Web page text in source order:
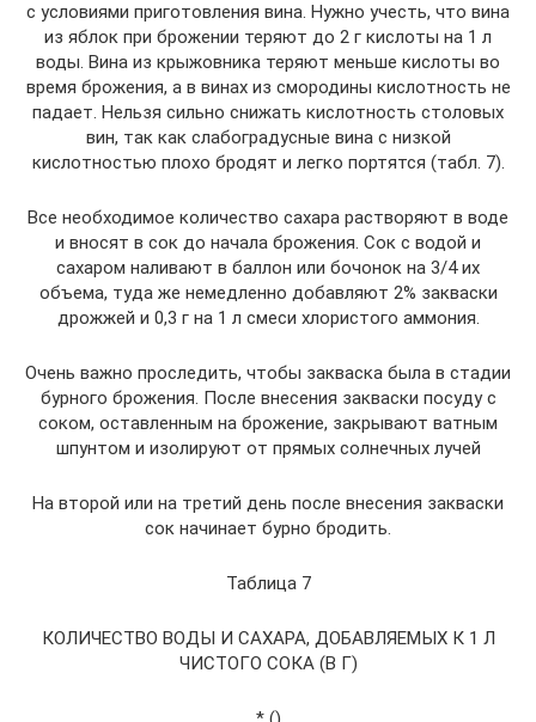
с условиями приготовления вина. Нужно учесть, что вина
из яблок при брожении теряют до 2 г кислоты на 1 л
воды. Вина из крыжовника теряют меньше кислоты во
время брожения, а в винах из смородины кислотность не
падает. Нельзя сильно снижать кислотность столовых
вин, так как слабоградусные вина с низкой
кислотностью плохо бродят и легко портятся (табл. 7).
Все необходимое количество сахара растворяют в воде
и вносят в сок до начала брожения. Сок с водой и
сахаром наливают в баллон или бочонок на 3/4 их
объема, туда же немедленно добавляют 2% закваски
дрожжей и 0,3 г на 1 л смеси хлористого аммония.
Очень важно проследить, чтобы закваска была в стадии
бурного брожения. После внесения закваски посуду с
соком, оставленным на брожение, закрывают ватным
шпунтом и изолируют от прямых солнечных лучей
На второй или на третий день после внесения закваски
сок начинает бурно бродить.
Таблица 7
КОЛИЧЕСТВО ВОДЫ И САХАРА, ДОБАВЛЯЕМЫХ К 1 Л
ЧИСТОГО СОКА (В Г)